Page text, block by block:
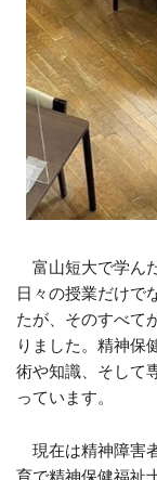
富山短大で学ん
日々の授業だけで
たが、そのすべて
りました。精神保
術や知識、そして
っています。
現在は精神障害